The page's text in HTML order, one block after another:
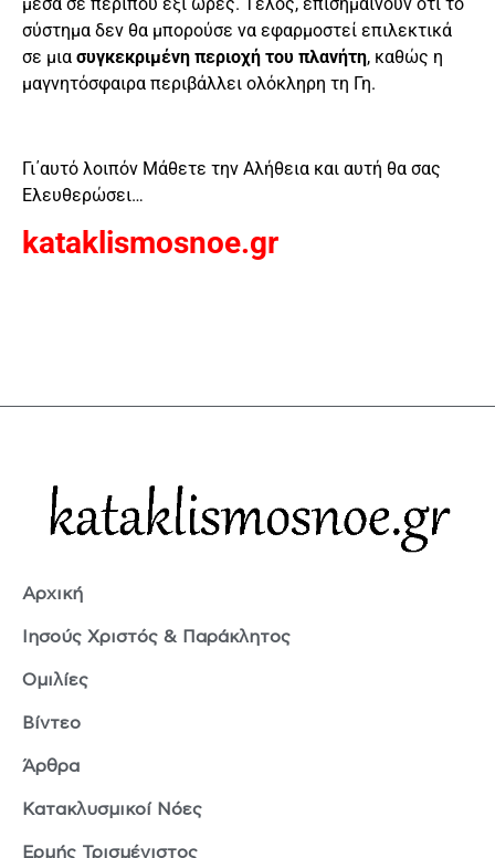
σύστημα δεν θα μπορούσε να εφαρμοστεί επιλεκτικά
σε μια συγκεκριμένη περιοχή του πλανήτη, καθώς η
μαγνητόσφαιρα περιβάλλει ολόκληρη τη Γη.
Γι΄αυτό λοιπόν Μάθετε την Αλήθεια και αυτή θα σας
Ελευθερώσει…
kataklismosnoe.gr
Αρχική
Ιησούς Χριστός & Παράκλητος
Ομιλίες
Βίντεο
Άρθρα
Κατακλυσμικοί Νόες
Ερμής Τρισμέγιστος